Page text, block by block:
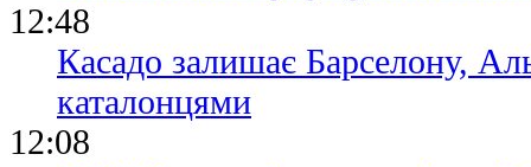
12:48
Касадо залишає Барселону,
каталонцями
12:08